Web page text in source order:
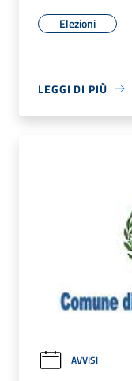
Elezioni
LEGGI DI PIÙ
AVVISI